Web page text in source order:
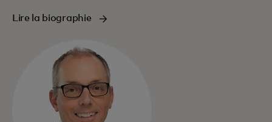
Lire la biographie